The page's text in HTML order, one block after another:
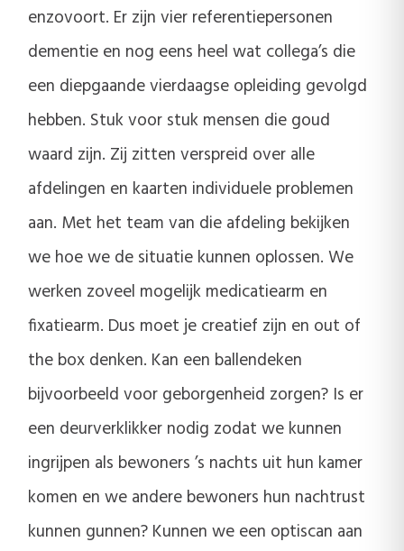
enzovoort. Er zijn vier referentiepersonen
dementie en nog eens heel wat collega’s die
een diepgaande vierdaagse opleiding gevolgd
hebben. Stuk voor stuk mensen die goud
waard zijn. Zij zitten verspreid over alle
afdelingen en kaarten individuele problemen
aan. Met het team van die afdeling bekijken
we hoe we de situatie kunnen oplossen. We
werken zoveel mogelijk medicatiearm en
fixatiearm. Dus moet je creatief zijn en out of
the box denken. Kan een ballendeken
bijvoorbeeld voor geborgenheid zorgen? Is er
een deurverklikker nodig zodat we kunnen
ingrijpen als bewoners ’s nachts uit hun kamer
komen en we andere bewoners hun nachtrust
kunnen gunnen? Kunnen we een optiscan aan